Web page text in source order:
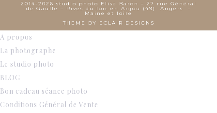
2014-2026 studio photo Elisa Baron – 27 rue Général
de Gaulle – Rives du loir en Anjou (49) Angers –
Maine et loire
THEME BY
ECLAIR DESIGNS
A propos
La photographe
Le studio photo
BLOG
Bon cadeau séance photo
Conditions Général de Vente